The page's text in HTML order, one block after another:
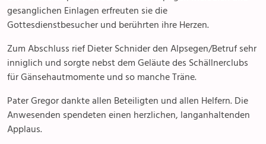
gesanglichen Einlagen erfreuten sie die
Gottesdienstbesucher und berührten ihre Herzen.
Zum Abschluss rief Dieter Schnider den Alpsegen/Betruf sehr
inniglich und sorgte nebst dem Geläute des Schällnerclubs
für Gänsehautmomente und so manche Träne.
Pater Gregor dankte allen Beteiligten und allen Helfern. Die
Anwesenden spendeten einen herzlichen, langanhaltenden
Applaus.